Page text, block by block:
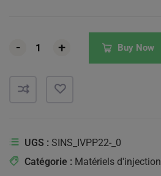
- +
- +
- + Buy Now
UGS : SINS_IVPP22-_0
Catégorie : Matériels d'injection